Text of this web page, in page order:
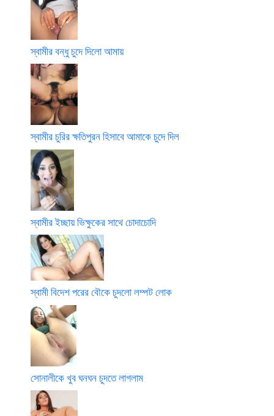
স্বামীর বন্ধু চুদে দিলো আমায়
স্বামীর চুরির ক্ষতিপুরন হিসাবে আমাকে চুদে দিল
স্বামীর ইচ্ছায় ভিক্ষুকের সাথে চোদাচোদি
স্বামী বিদেশ পরের বৌকে চুদলো লম্পট লোক
সোনালীকে খুব ঘনঘন চুদতে লাগলাম